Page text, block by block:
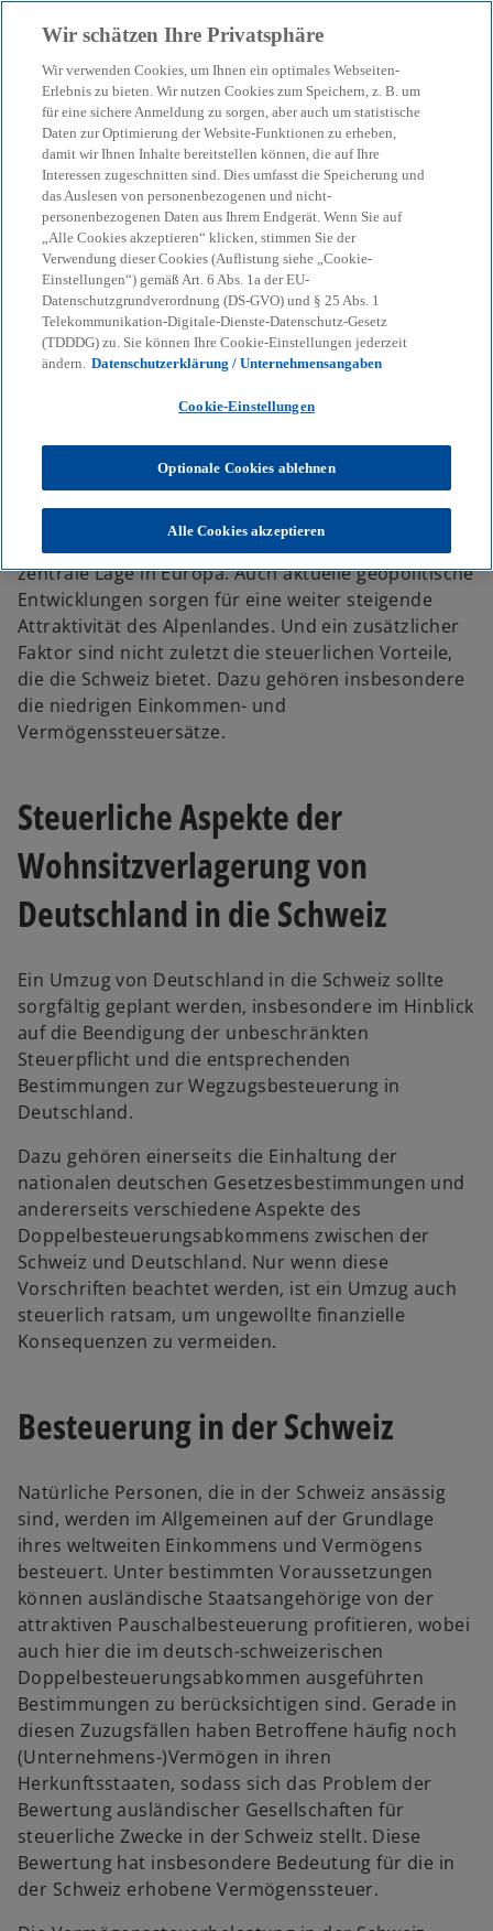
menu search
Steuerliches Praxisthema:
Wohnsitz in die Schweiz
verlagern
Potenzielle Kostenfallen beim internationalen
Wohnortwechsel zu beachten
Die Schweiz ist seit vielen Jahren ein beliebtes
Wohnsitzland für Wohlhabende. Gründe dafür gibt
es viele, darunter die politische Stabilität und
zentrale Lage in Europa. Auch aktuelle geopolitische
Entwicklungen sorgen für eine weiter steigende
Attraktivität des Alpenlandes. Und ein zusätzlicher
Faktor sind nicht zuletzt die steuerlichen Vorteile,
die die Schweiz bietet. Dazu gehören insbesondere
die niedrigen Einkommen- und
Vermögenssteuersätze.
Steuerliche Aspekte der
Wohnsitzverlagerung von
Deutschland in die Schweiz
Ein Umzug von Deutschland in die Schweiz sollte
sorgfältig geplant werden, insbesondere im Hinblick
auf die Beendigung der unbeschränkten
Steuerpflicht und die entsprechenden
Bestimmungen zur Wegzugsbesteuerung in
Deutschland.
Dazu gehören einerseits die Einhaltung der
nationalen deutschen Gesetzesbestimmungen und
andererseits verschiedene Aspekte des
Doppelbesteuerungsabkommens zwischen der
Schweiz und Deutschland. Nur wenn diese
Vorschriften beachtet werden, ist ein Umzug auch
steuerlich ratsam, um ungewollte finanzielle
Konsequenzen zu vermeiden.
Besteuerung in der Schweiz
Natürliche Personen, die in der Schweiz ansässig
sind, werden im Allgemeinen auf der Grundlage
ihres weltweiten Einkommens und Vermögens
besteuert. Unter bestimmten Voraussetzungen
können ausländische Staatsangehörige von der
attraktiven Pauschalbesteuerung profitieren, wobei
auch hier die im deutsch-schweizerischen
Doppelbesteuerungsabkommen ausgeführten
Bestimmungen zu berücksichtigen sind. Gerade in
diesen Zuzugsfällen haben Betroffene häufig noch
(Unternehmens-)Vermögen in ihren
Herkunftsstaaten, sodass sich das Problem der
Bewertung ausländischer Gesellschaften für
steuerliche Zwecke in der Schweiz stellt. Diese
Bewertung hat insbesondere Bedeutung für die in
der Schweiz erhobene Vermögenssteuer.
Wir schätzen Ihre Privatsphäre
Wir verwenden Cookies, um Ihnen ein optimales Webseiten-
Erlebnis zu bieten. Wir nutzen Cookies zum Speichern, z. B. um
für eine sichere Anmeldung zu sorgen, aber auch um statistische
Daten zur Optimierung der Website-Funktionen zu erheben,
damit wir Ihnen Inhalte bereitstellen können, die auf Ihre
Interessen zugeschnitten sind. Dies umfasst die Speicherung und
das Auslesen von personenbezogenen und nicht-
personenbezogenen Daten aus Ihrem Endgerät. Wenn Sie auf
„Alle Cookies akzeptieren“ klicken, stimmen Sie der
Verwendung dieser Cookies (Auflistung siehe „Cookie-
Einstellungen“) gemäß Art. 6 Abs. 1a der EU-
Datenschutzgrundverordnung (DS-GVO) und § 25 Abs. 1
Telekommunikation-Digitale-Dienste-Datenschutz-Gesetz
(TDDDG) zu. Sie können Ihre Cookie-Einstellungen jederzeit
ändern. Datenschutzerklärung / Unternehmensangaben
Cookie-Einstellungen
Optionale Cookies ablehnen
Alle Cookies akzeptieren